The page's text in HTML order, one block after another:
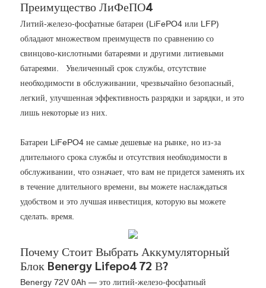
Преимущество ЛиФеПО4
Литий-железо-фосфатные батареи (LiFePO4 или LFP)
обладают множеством преимуществ по сравнению со
свинцово-кислотными батареями и другими литиевыми
батареями. Увеличенный срок службы, отсутствие
необходимости в обслуживании, чрезвычайно безопасный,
легкий, улучшенная эффективность разрядки и зарядки, и это
лишь некоторые из них.
Батареи LiFePO4 не самые дешевые на рынке, но из-за
длительного срока службы и отсутствия необходимости в
обслуживании, что означает, что вам не придется заменять их
в течение длительного времени, вы можете наслаждаться
удобством и это лучшая инвестиция, которую вы можете
сделать. время.
Почему Стоит Выбрать Аккумуляторный
Блок Benergy Lifepo4 72 В?
Benergy 72V 0Ah — это литий-железо-фосфатный